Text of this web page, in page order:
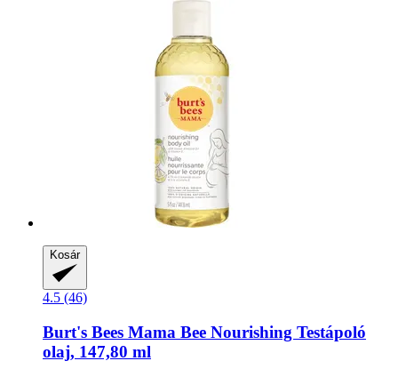
Kosár
4.5 (46)
Burt's Bees Mama Bee Nourishing Testápoló
olaj, 147,80 ml